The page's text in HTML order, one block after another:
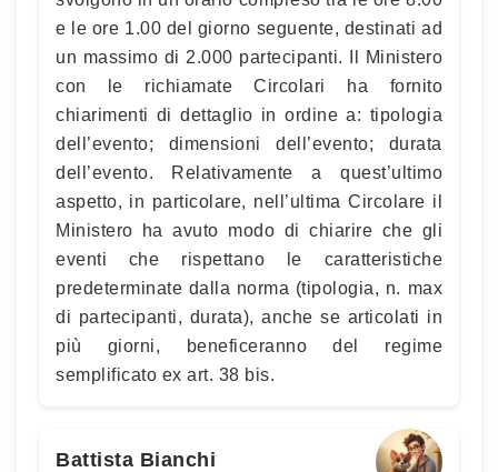
e le ore 1.00 del giorno seguente, destinati ad
un massimo di 2.000 partecipanti. Il Ministero
con le richiamate Circolari ha fornito
chiarimenti di dettaglio in ordine a: tipologia
dell’evento; dimensioni dell’evento; durata
dell’evento. Relativamente a quest’ultimo
aspetto, in particolare, nell’ultima Circolare il
Ministero ha avuto modo di chiarire che gli
eventi che rispettano le caratteristiche
predeterminate dalla norma (tipologia, n. max
di partecipanti, durata), anche se articolati in
più giorni, beneficeranno del regime
semplificato ex art. 38 bis.
Battista Bianchi